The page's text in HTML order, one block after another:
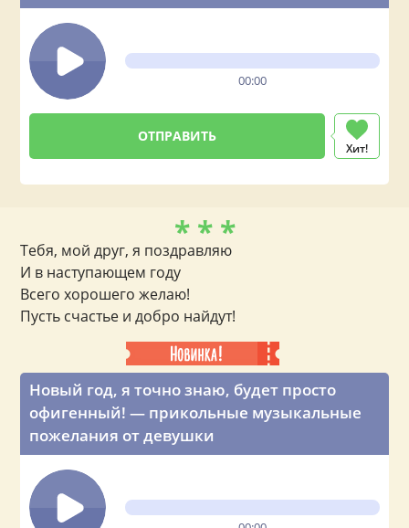
00:00
Хит!
Новый год, я точно знаю, будет просто
офигенный! — прикольные музыкальные
пожелания от девушки
* * *
Тебя, мой друг, я поздравляю
И в наступающем году
Всего хорошего желаю!
Пусть счастье и добро найдут!